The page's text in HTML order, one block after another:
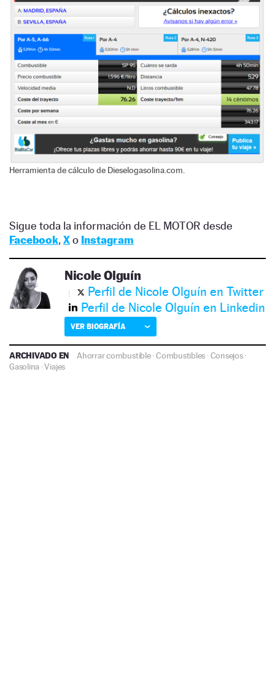
Herramienta de cálculo de Dieselogasolina.com.
Sigue toda la información de EL MOTOR desde
Facebook, Xo Instagram
Nicole Olguín
Perfil de Nicole Olguín en Twitter
Perfil de Nicole Olguín en Linkedin
VER BIOGRAFÍA
ARCHIVADO EN Ahorrar combustible·Combustibles ·Consejos·
Gasolina ·Viajes